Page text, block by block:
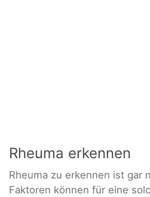
Rheuma erkennen
Rheuma zu erkennen ist gar
Faktoren können für eine